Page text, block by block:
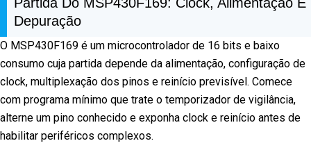
Depuração
O MSP430F169 é um microcontrolador de 16 bits e baixo
consumo cuja partida depende da alimentação, configuração de
clock, multiplexação dos pinos e reinício previsível. Comece
com programa mínimo que trate o temporizador de vigilância,
alterne um pino conhecido e exponha clock e reinício antes de
habilitar periféricos complexos.